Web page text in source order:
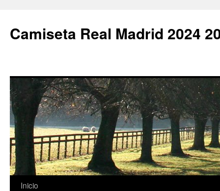
Camiseta Real Madrid 2024
Saltar
Inicio